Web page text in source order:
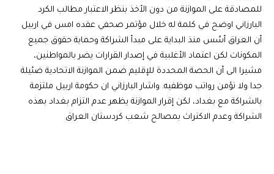
للمصادقة على الموازنة من دون الأخذ بنظر الاعتبار مطالب الكرد
البارزاني اوضح في كلمة له خلال مؤتمر صحفي عقده امس في اربيل
أن العراق أسُس منذ البداية على مبدأ الشراكة وحماية حقوق جميع
المكونات لكن اعتماد الأغلبية في إصدار القرارات يضر بالمواطنين،
مشيرا الى أن الحصة المحددة للإقليم ضمن الموازنة الاتحادية ضئيلة
جدا ولا تؤمن رواتب موظفيه. واشار البارزاني ان حكومة اربيل ملتزمة
بالشراكة مع بغداد، لكن إقرار الموازنة يظهر عدم التزام بغداد بهذه
الشراكة وعدم الاكتراث بمصالح شعب كردستان العراق